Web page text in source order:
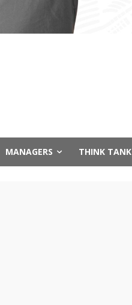
MANAGERS THINK TANK